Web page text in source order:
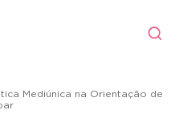
Mediúnica na Orientação de